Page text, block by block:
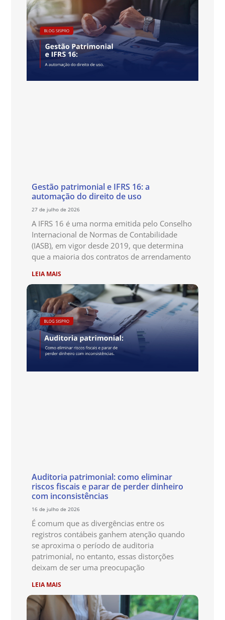
Gestão patrimonial e IFRS 16: a
automação do direito de uso
27 de julho de 2026
A IFRS 16 é uma norma emitida pelo Conselho
Internacional de Normas de Contabilidade
(IASB), em vigor desde 2019, que determina
que a maioria dos contratos de arrendamento
LEIA MAIS
Auditoria patrimonial: como eliminar
riscos fiscais e parar de perder dinheiro
com inconsistências
16 de julho de 2026
É comum que as divergências entre os
registros contábeis ganhem atenção quando
se aproxima o período de auditoria
patrimonial, no entanto, essas distorções
deixam de ser uma preocupação
LEIA MAIS